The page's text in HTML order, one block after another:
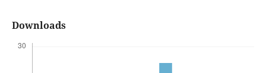
Downloads